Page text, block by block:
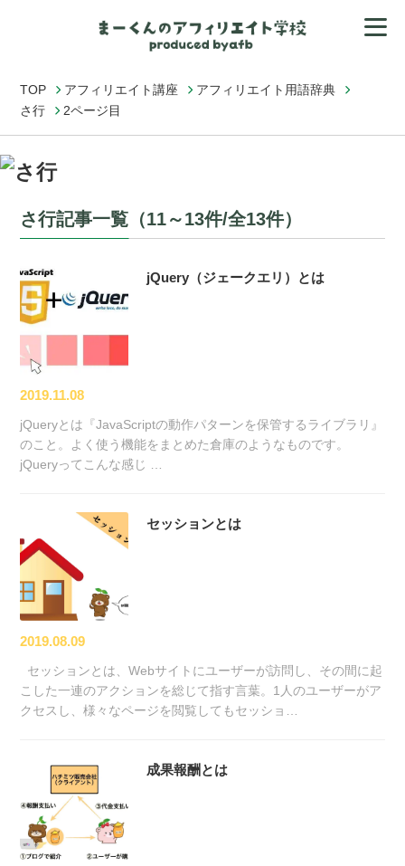
TOP アフィリエイト講座
アフィリエイト用語辞典
さ行
2ページ目
さ行記事一覧（11～13件/全13件）
jQuery（ジェークエリ）とは
2019.11.08
jQueryとは『JavaScriptの動作パターンを保管するライブラリ』
のこと。よく使う機能をまとめた倉庫のようなものです。
jQueryってこんな感じ …
セッションとは
2019.08.09
セッションとは、Webサイトにユーザーが訪問し、その間に起
こした一連のアクションを総じて指す言葉。1人のユーザーがア
クセスし、様々なページを閲覧してもセッショ…
成果報酬とは